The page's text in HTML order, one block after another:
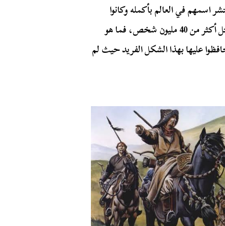
اسمهم في العالم بأكمله وكانوا
يثيرون الرعب بشكل غير مسبوق، وتسببت غزواتهم في قتل أكثر من 40 مليون شخص، فما هو
عليها بهذا الشكل الفريد حيث لم